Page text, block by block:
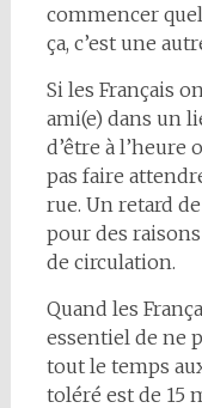
commencer
ça, c’est une
Si les Français
ami(e) dans un
d’être à l’heure
pas faire
rue. Un retard
pour des
de circulation.
Quand les
essentiel de ne
tout le temps
toléré est de 15